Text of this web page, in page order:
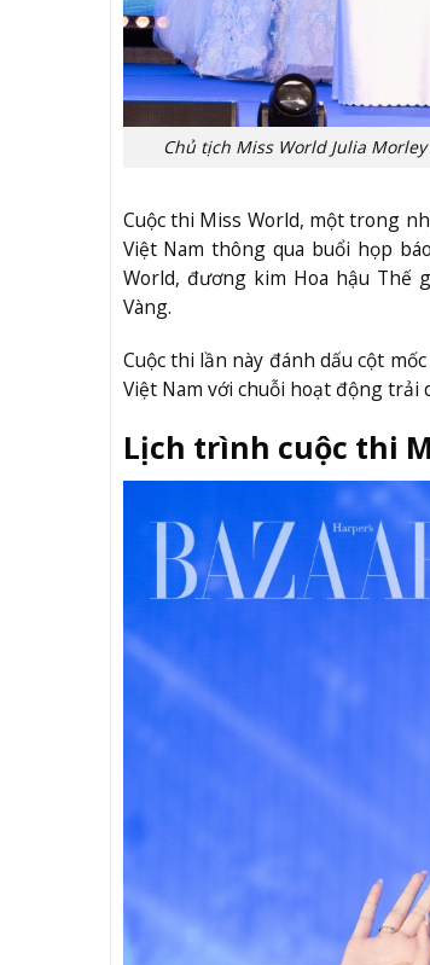
Chủ tịch Miss World Julia
Cuộc thi Miss World, một trong
Việt Nam thông qua buổi họp
World, đương kim Hoa hậu Thế
Vàng.
Cuộc thi lần này đánh dấu cột
Việt Nam với chuỗi hoạt động
Lịch trình cuộc thi